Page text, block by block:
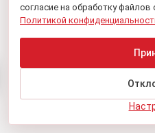
согласие на обработку
Политикой